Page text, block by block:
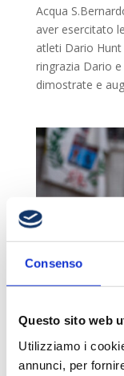
Consenso
Questo sito web
Utilizziamo i
annunci, per
Acqua
aver esercitato
atleti Dario Hunt
ringrazia Dario
dimostrate e
TRE GIORNI
PER I GIOVANI
dawalter |Giu